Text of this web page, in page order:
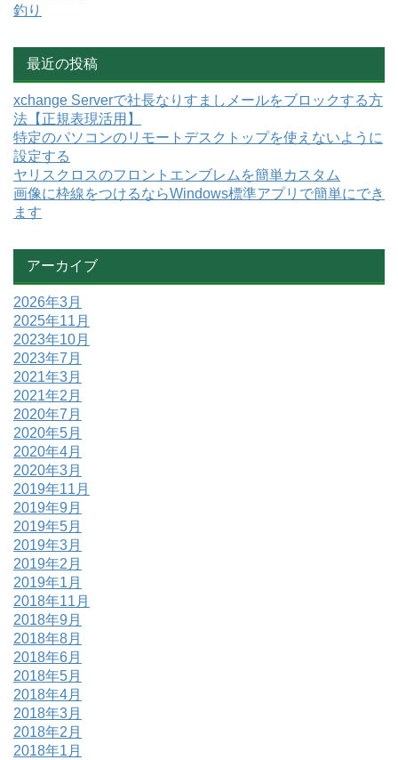
釣り
最近の投稿
xchange Serverで社長なりすましメールをブロックする方
法【正規表現活用】
特定のパソコンのリモートデスクトップを使えないように
設定する
ヤリスクロスのフロントエンブレムを簡単カスタム
画像に枠線をつけるならWindows標準アプリで簡単にでき
ます
アーカイブ
2026年3月
2025年11月
2023年10月
2023年7月
2021年3月
2021年2月
2020年7月
2020年5月
2020年4月
2020年3月
2019年11月
2019年9月
2019年5月
2019年3月
2019年2月
2019年1月
2018年11月
2018年9月
2018年8月
2018年6月
2018年5月
2018年4月
2018年3月
2018年2月
2018年1月